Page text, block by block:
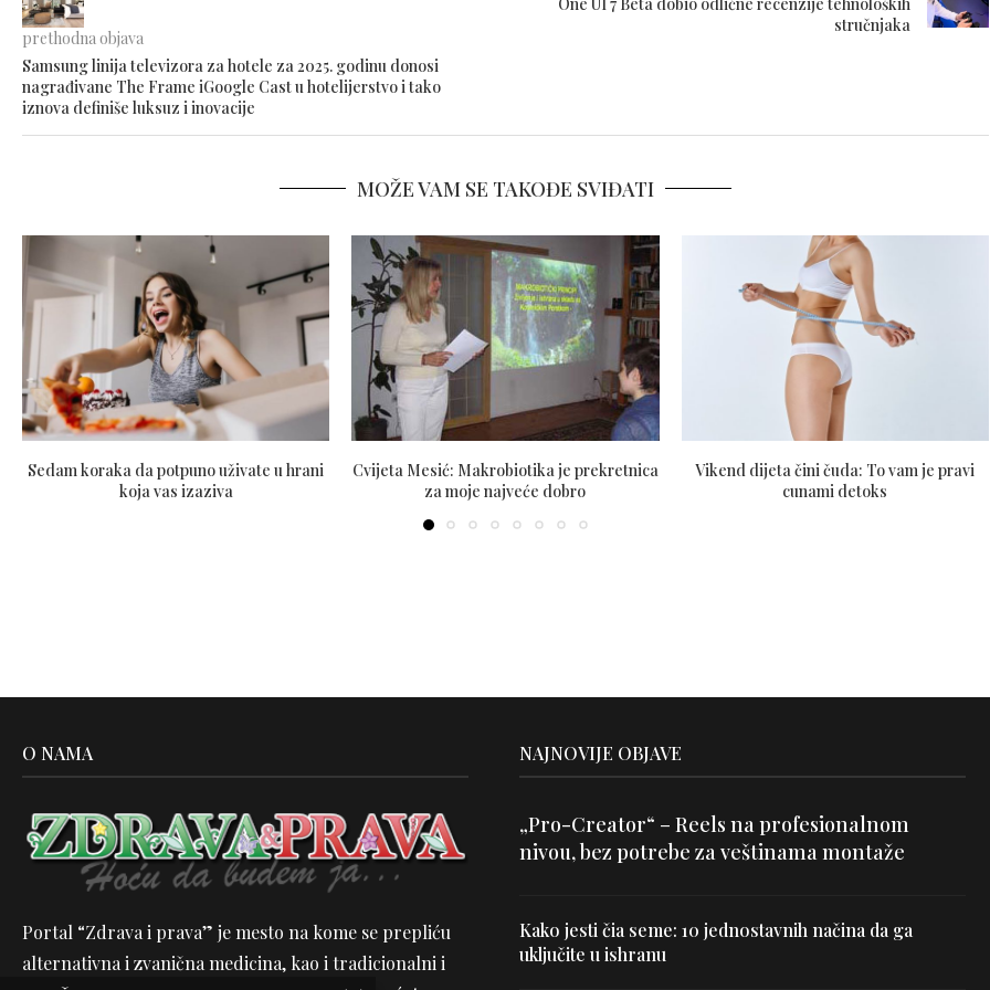
prethodna objava
Samsung linija televizora za hotele za 2025. godinu donosi
nagrađivane The Frame iGoogle Cast u hotelijerstvo i tako
iznova definiše luksuz i inovacije
stručnjaka
MOŽE VAM SE TAKOĐE SVIĐATI
Sedam koraka da potpuno uživate u hrani
koja vas izaziva
Cvijeta Mesić: Makrobiotika je prekretnica
za moje najveće dobro
Vikend dijeta čini čuda: To vam je pravi
cunami detoks
O NAMA
Portal “Zdrava i prava” je mesto na kome se prepliću
alternativna i zvanična medicina, kao i tradicionalni i
NAJNOVIJE OBJAVE
„Pro-Creator“ – Reels na profesionalnom
nivou, bez potrebe za veštinama montaže
Kako jesti čia seme: 10 jednostavnih načina da ga
uključite u ishranu